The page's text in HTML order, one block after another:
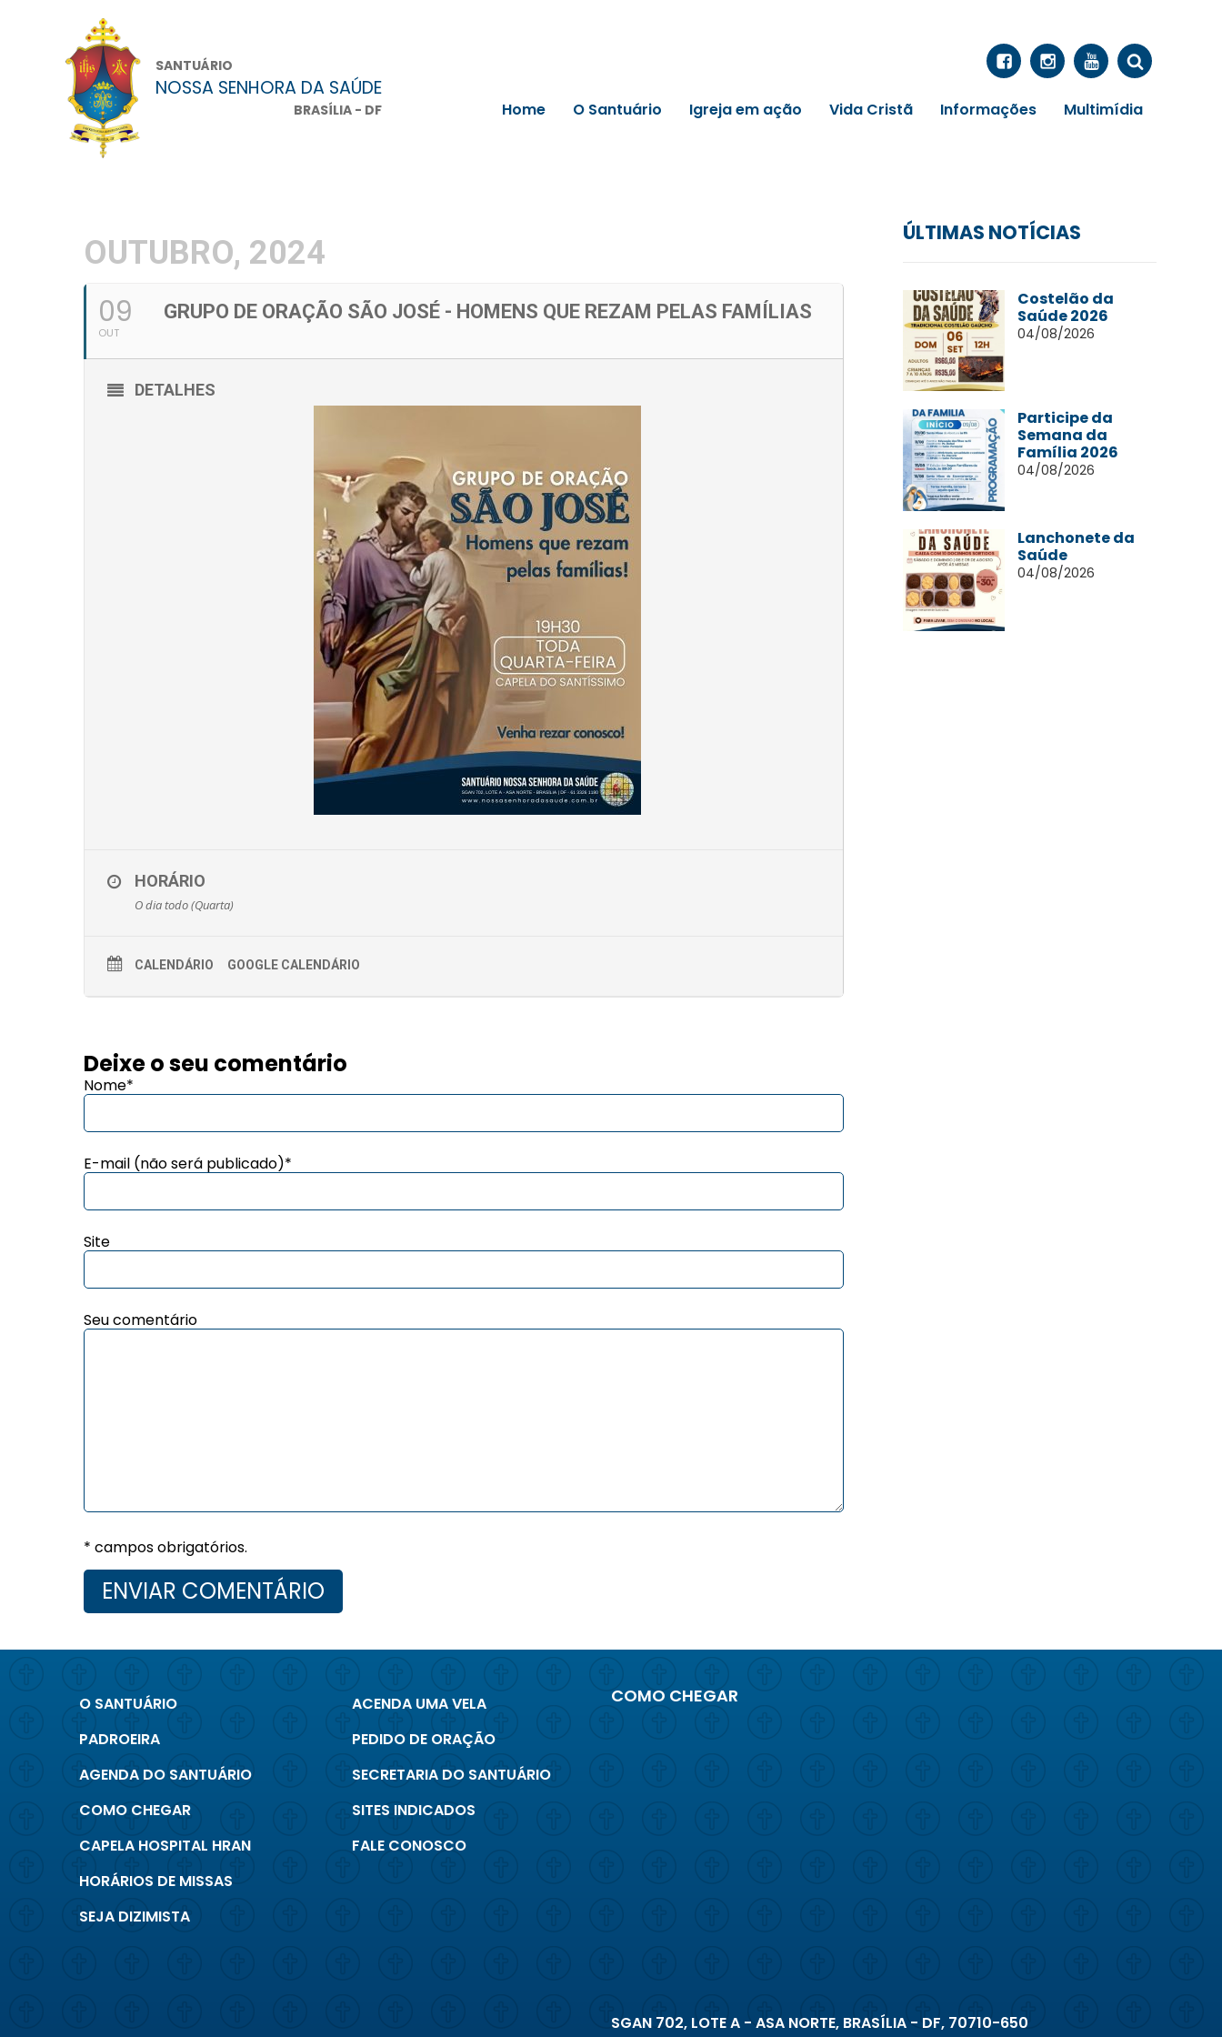
SANTUÁRIO
NOSSA SENHORA DA SAÚDE
BRASÍLIA - DF Home O Santuário Igreja em ação Vida Cristã Informações Multimídia
OUTUBRO, 2024
09
OUT
GRUPO DE ORAÇÃO SÃO JOSÉ - HOMENS QUE REZAM PELAS FAMÍLIAS
DETALHES
HORÁRIO
O dia todo (Quarta)
CALENDÁRIO GOOGLE CALENDÁRIO
Deixe o seu comentário
Nome*
E-mail (não será publicado)*
Site
Seu comentário
* campos obrigatórios.
ÚLTIMAS NOTÍCIAS
Costelão da
Saúde 2026
04/08/2026
Participe da
Semana da
Família 2026
04/08/2026
Lanchonete da
Saúde
04/08/2026
O SANTUÁRIO
PADROEIRA
AGENDA DO SANTUÁRIO
COMO CHEGAR
CAPELA HOSPITAL HRAN
HORÁRIOS DE MISSAS
SEJA DIZIMISTA
ACENDA UMA VELA
PEDIDO DE ORAÇÃO
SECRETARIA DO SANTUÁRIO
SITES INDICADOS
FALE CONOSCO
COMO CHEGAR
SGAN 702, LOTE A - ASA NORTE, BRASÍLIA - DF, 70710-650